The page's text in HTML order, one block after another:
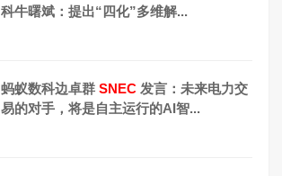
科牛曙斌：提出“四化”多维解...
蚂蚁数科边卓群 SNEC 发言：未来电力交
易的对手，将是自主运行的AI智...